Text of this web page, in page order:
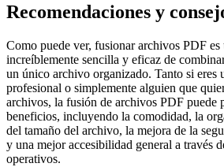
Recomendaciones y
Como puede ver, fusionar archivos PDF es
increíblemente sencilla y eficaz de
un único archivo organizado. Tanto si eres
profesional o simplemente alguien que
archivos, la fusión de archivos PDF puede
beneficios, incluyendo la comodidad, la
del tamaño del archivo, la mejora de la
y una mejor accesibilidad general a través
operativos.